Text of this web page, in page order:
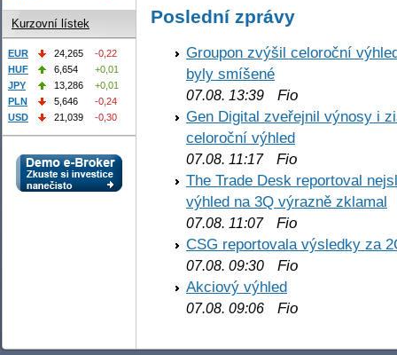
Poslední zprávy
Groupon zvýšil celoroční
byly smíšené
07.08. 13:39 Fio
Gen Digital zveřejnil výnosy i
celoroční výhled
07.08. 11:17Fio
The Trade Desk reportoval
výhled na 3Q výrazně zklamal
07.08. 11:07Fio
CSG reportovala výsledky za
07.08. 09:30 Fio
Akciový výhled
07.08. 09:06 Fio
Kurzovní lístek
EUR 24,265
-0,22
HUF
6,654
+0,01
JPY
13,286
+0,01
PLN
5,646
-0,24
USD
21,039 -0,30